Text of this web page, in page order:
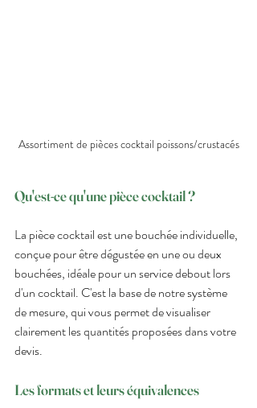
Assortiment de pièces cocktail poissons/crustacés
Qu'est-ce qu'une pièce cocktail ?
La pièce cocktail est une bouchée individuelle,
conçue pour être dégustée en une ou deux
bouchées, idéale pour un service debout lors
d'un cocktail. C'est la base de notre système
de mesure, qui vous permet de visualiser
clairement les quantités proposées dans votre
devis.
Les formats et leurs équivalences